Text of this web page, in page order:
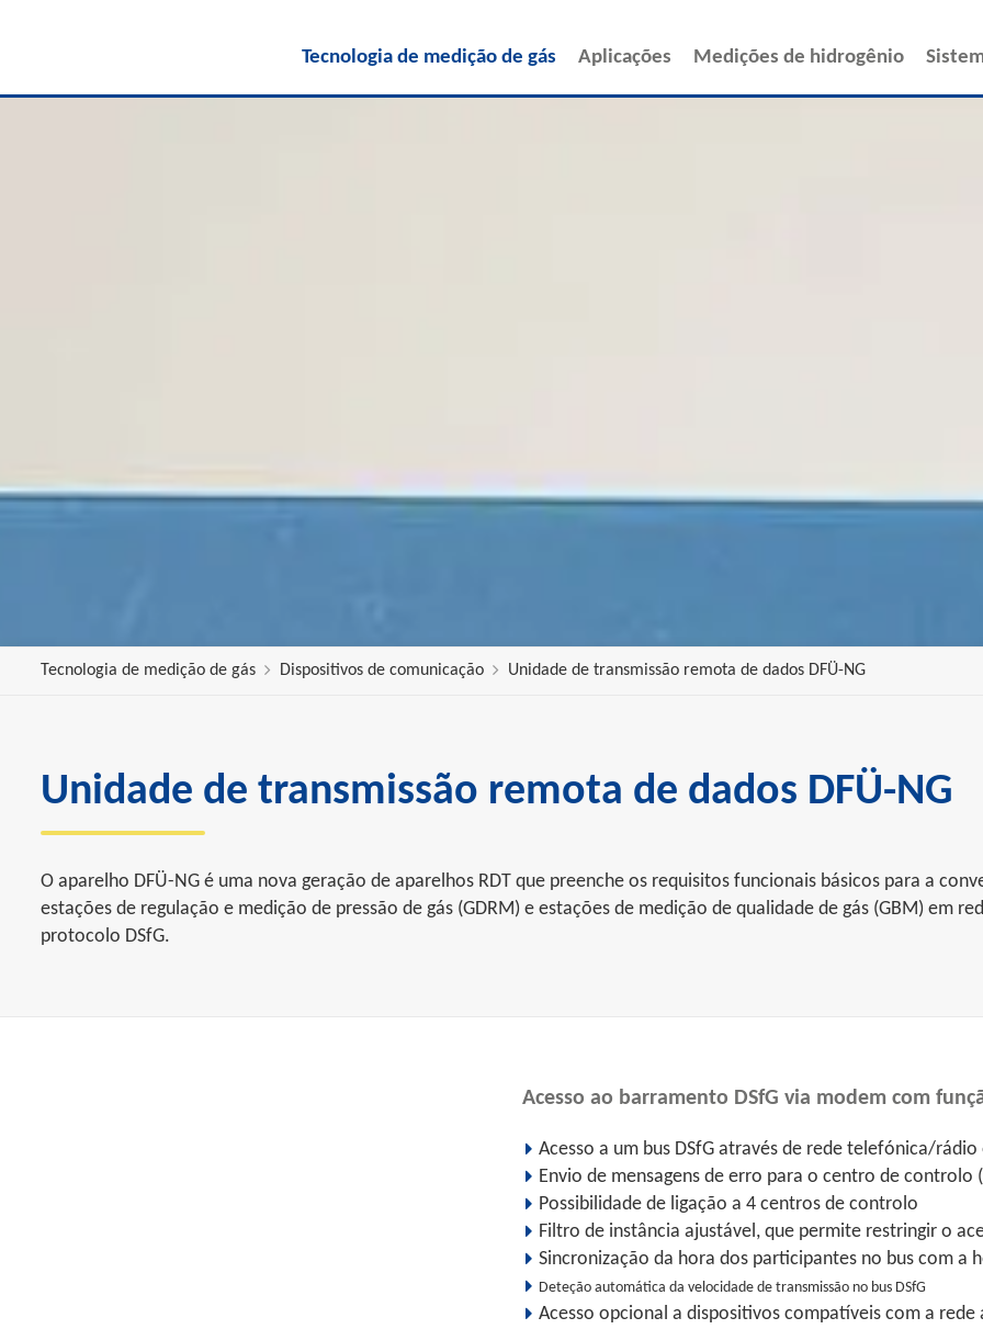
Tecnologia de medição de gás Aplicações Medições de hidrogênio
Tecnologia de medição de gás Dispositivos de comunicação Unidade de transmissão remota de dados DFÜ-NG
Unidade de transmissão remota de dados DFÜ-NG
O aparelho DFÜ-NG é uma nova geração de aparelhos RDT que preenche os requisitos funcionais básicos para a
estações de regulação e medição de pressão de gás (GDRM) e estações de medição de qualidade de gás (GBM) em
protocolo DSfG.
Acesso ao barramento DSfG via modem com
Acesso a um bus DSfG através de rede telefónica/
Envio de mensagens de erro para o centro de
Possibilidade de ligação a 4 centros de controlo
Filtro de instância ajustável, que permite restringir o
Sincronização da hora dos participantes no bus com a
Deteção automática da velocidade de transmissão no bus DSfG
Acesso opcional a dispositivos compatíveis com a rede